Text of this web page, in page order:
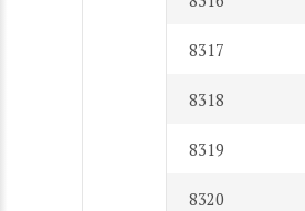
8317
8318
8319
8320